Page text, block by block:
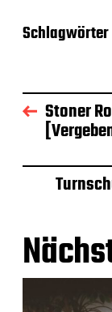
Schlagwörter
Stoner